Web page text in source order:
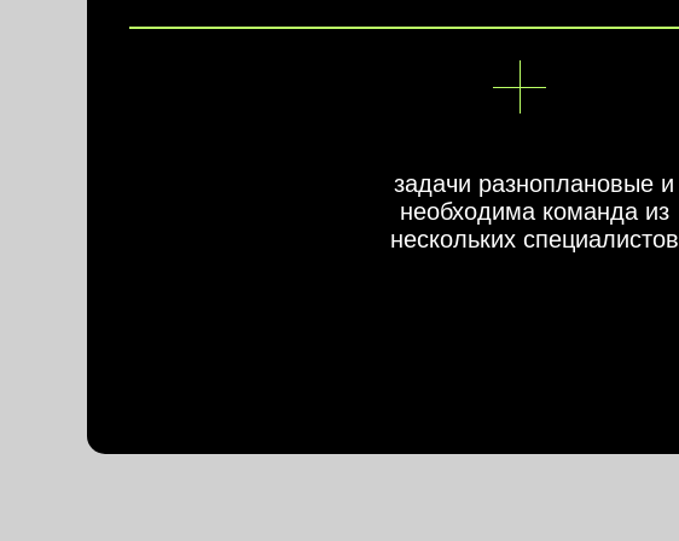
задачи разноплановые и
необходима команда из
нескольких специалистов